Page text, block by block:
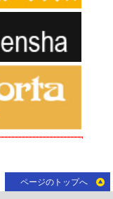
ページのトップへ